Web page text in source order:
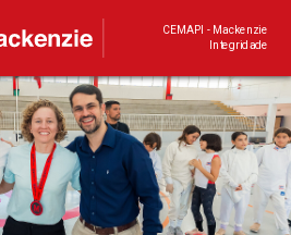
CEMAPI - Mackenzie
Integridade